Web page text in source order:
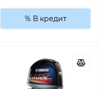
% В кредит